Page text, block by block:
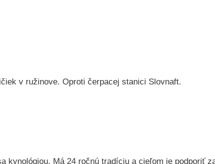
v ružinove. Oproti čerpacej stanici Slovnaft.
kynológiou. Má 24 ročnú tradíciu a cieľom je podporiť